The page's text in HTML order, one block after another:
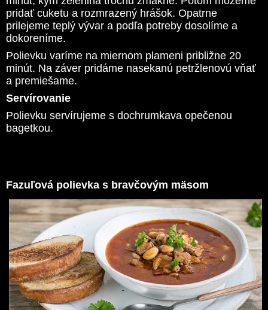
pridať cuketu a rozmrazený hrášok. Opatrne
prilejeme teplý vývar a podľa potreby dosolíme a
dokoreníme.
Polievku varíme na miernom plameni približne 20
minút. Na záver pridáme nasekanú petržlenovú vňať
a premiešame.
Servírovanie
Polievku servírujeme s dochrumkava opečenou
bagetkou.
Fazuľová polievka s bravčovým mäsom